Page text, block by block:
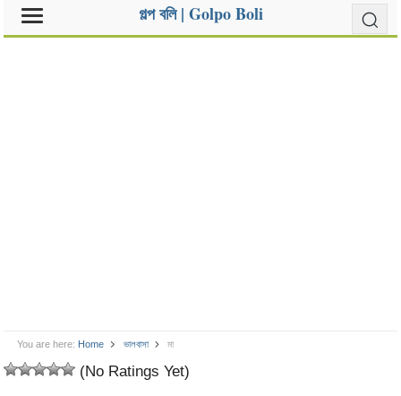
গল্প বলি | Golpo Boli
You are here: Home ভালবাসা মা
(No Ratings Yet)